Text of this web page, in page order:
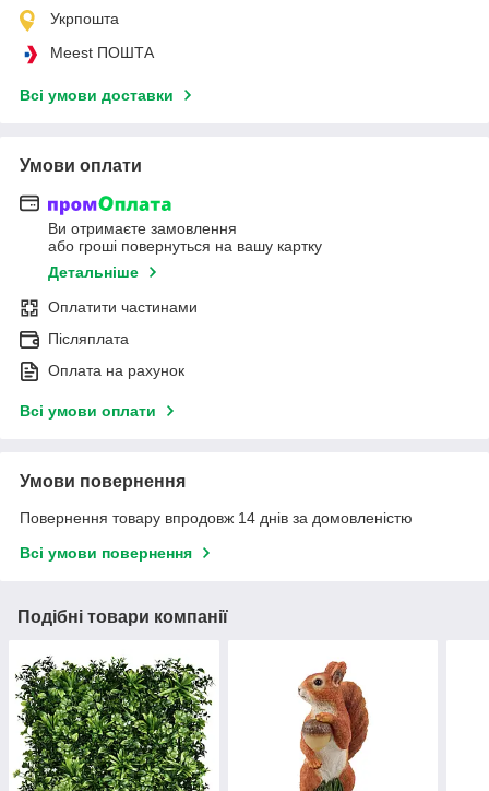
Укрпошта
Meest ПОШТА
Всі умови доставки
Умови оплати
Ви отримаєте замовлення
або гроші повернуться на вашу картку
Детальніше
Оплатити частинами
Післяплата
Оплата на рахунок
Всі умови оплати
Умови повернення
Повернення товару впродовж 14 днів за домовленістю
Всі умови повернення
Подібні товари компанії